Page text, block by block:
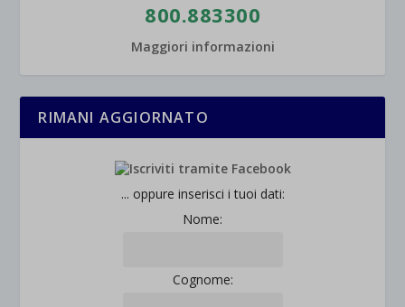
800.883300
Maggiori informazioni
RIMANI AGGIORNATO
... oppure inserisci i tuoi dati:
Nome:
Cognome: